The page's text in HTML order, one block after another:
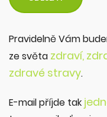
Pravidelně Vám
ze světa zdraví,
zdravé stravy.
E-mail příjde tak